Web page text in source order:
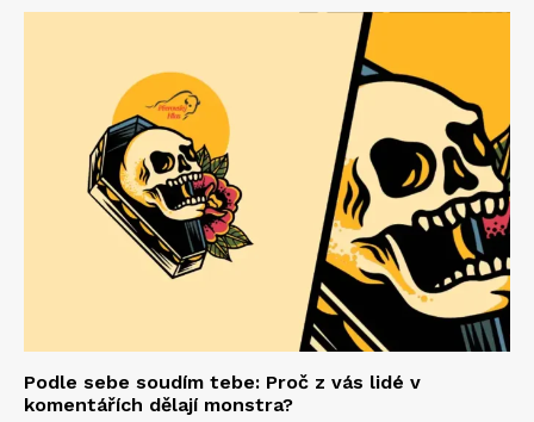
Podle sebe soudím tebe: Proč z vás lidé v
komentářích dělají monstra?